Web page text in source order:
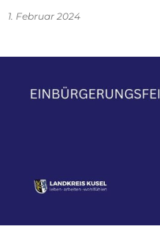
1. Februar 2024